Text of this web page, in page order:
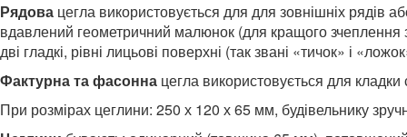
Рядова цегла використовується для для зовнішніх рядів
вдавлений геометричний малюнок (для кращого зчеплення
дві гладкі, рівні лицьові поверхні (так звані «тичок» і
Фактурна тафасонна цегла використовується для
При розмірах цеглини: 250 х 120 х 65 мм, будівельнику